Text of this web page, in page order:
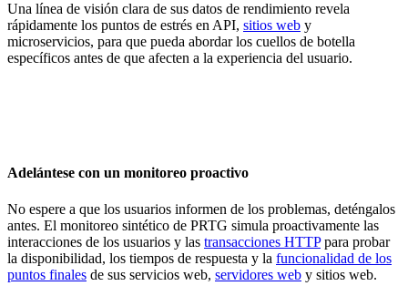
Una línea de visión clara de sus datos de rendimiento revela
rápidamente los puntos de estrés en API, sitios web y
microservicios, para que pueda abordar los cuellos de botella
específicos antes de que afecten a la experiencia del usuario.
Adelántese con un monitoreo proactivo
No espere a que los usuarios informen de los problemas, deténgalos
antes. El monitoreo sintético de PRTG simula proactivamente las
interacciones de los usuarios y las transacciones HTTPpara probar
la disponibilidad, los tiempos de respuesta y la funcionalidad de los
puntos finales de sus servicios web, servidores web y sitios web.